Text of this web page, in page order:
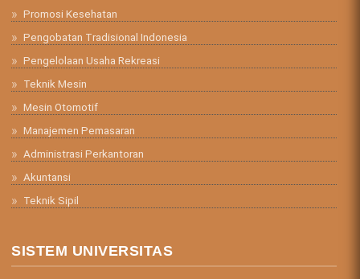
Promosi Kesehatan
Pengobatan Tradisional Indonesia
Pengelolaan Usaha Rekreasi
Teknik Mesin
Mesin Otomotif
Manajemen Pemasaran
Administrasi Perkantoran
Akuntansi
Teknik Sipil
SISTEM UNIVERSITAS